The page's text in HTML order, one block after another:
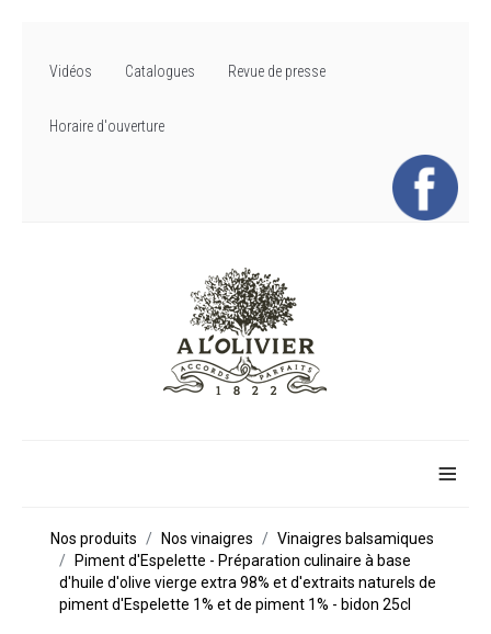
Vidéos Catalogues Revue de presse
Horaire d'ouverture
≡
Nos produits Nos vinaigres
Vinaigres balsamiques
Piment d'Espelette - Préparation culinaire à base
d'huile d'olive vierge extra 98% et d'extraits naturels de
piment d'Espelette 1% et de piment 1% - bidon 25cl